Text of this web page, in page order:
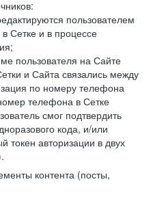
пользователем
Сетке и в процессе
пользователя на Сайте
и Сайта связались между
по номеру телефона
телефона в Сетке
смог подтвердить
кода, и/или
токен авторизации в двух
контента (посты,